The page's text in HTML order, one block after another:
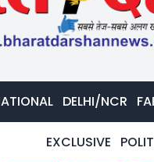
DELHI/NCR
EXCLUSIVE